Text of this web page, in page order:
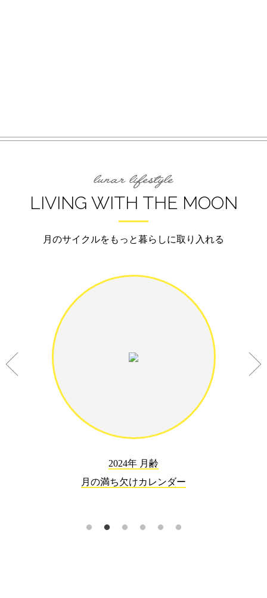
LIVING WITH THE MOON
月のサイクルをもっと暮らしに取り入れる
2024年 月齢
月の満ち欠けカレンダー